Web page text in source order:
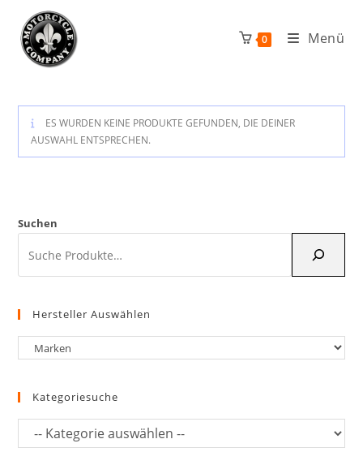
Inhalt
springen
0 Menü
ES WURDEN KEINE PRODUKTE GEFUNDEN, DIE DEINER
AUSWAHL ENTSPRECHEN.
Suchen
Hersteller Auswählen
Kategoriesuche